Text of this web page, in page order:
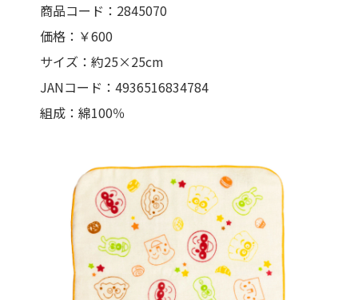
商品コード：2845070
価格：￥600
サイズ：約25×25cm
JANコード：4936516834784
組成：綿100％